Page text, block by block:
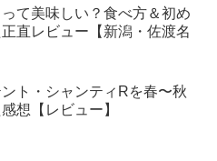
て美味しい？食べ方＆初め
直レビュー【新潟・佐渡名
ト・シャンティRを春〜秋
想【レビュー】